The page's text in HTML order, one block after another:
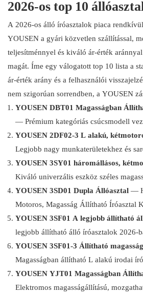
2026-os top 10
A 2026-os álló íróasztalok piaca
YOUSEN a gyári közvetlen szállítással,
teljesítménnyel és kiváló ár-érték
magát. Íme egy válogatott top 10 lista a
ár-érték arány és a felhasználói
nem szigorúan sorrendben, a YOUSEN
YOUSEN DBT01 Magasságban
— Prémium kategóriás csúcsmodell
YOUSEN 2DF02-3 L alakú,
Legjobb nagy munkaterületekhez és
YOUSEN 3SY01 háromállásos,
Kiváló univerzális eszköz széles
YOUSEN 3SD01 Dupla Állóasztal —
Motoros, Magasság Állítható Íróasztal
YOUSEN 3SF01 A legjobb állítható
legjobb állítható álló íróasztalok 2026-
YOUSEN 3SF01-3 Állítható
Magasságban állítható L alakú irodai
YOUSEN YJT01 Magasságban
Elektromos magasságállítású,